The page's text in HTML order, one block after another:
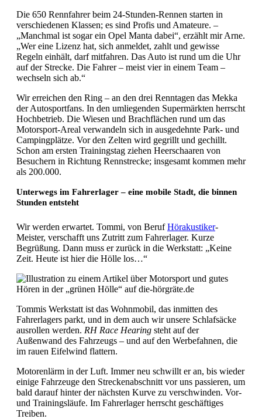
Die 650 Rennfahrer beim 24-Stunden-Rennen starten in
verschiedenen Klassen; es sind Profis und Amateure. –
„Manchmal ist sogar ein Opel Manta dabei“, erzählt mir Arne.
„Wer eine Lizenz hat, sich anmeldet, zahlt und gewisse
Regeln einhält, darf mitfahren. Das Auto ist rund um die Uhr
auf der Strecke. Die Fahrer – meist vier in einem Team –
wechseln sich ab.“
Wir erreichen den Ring – an den drei Renntagen das Mekka
der Autosportfans. In den umliegenden Supermärkten herrscht
Hochbetrieb. Die Wiesen und Brachflächen rund um das
Motorsport-Areal verwandeln sich in ausgedehnte Park- und
Campingplätze. Vor den Zelten wird gegrillt und gechillt.
Schon am ersten Trainingstag ziehen Heerschaaren von
Besuchern in Richtung Rennstrecke; insgesamt kommen mehr
als 200.000.
Unterwegs im Fahrerlager – eine mobile Stadt, die binnen
Stunden entsteht
Wir werden erwartet. Tommi, von BerufHörakustiker-
Meister, verschafft uns Zutritt zum Fahrerlager. Kurze
Begrüßung. Dann muss er zurück in die Werkstatt: „Keine
Zeit. Heute ist hier die Hölle los…“
Tommis Werkstatt ist das Wohnmobil, das inmitten des
Fahrerlagers parkt, und in dem auch wir unsere Schlafsäcke
ausrollen werden. RH Race Hearing steht auf der
Außenwand des Fahrzeugs – und auf den Werbefahnen, die
im rauen Eifelwind flattern.
Motorenlärm in der Luft. Immer neu schwillt er an, bis wieder
einige Fahrzeuge den Streckenabschnitt vor uns passieren, um
bald darauf hinter der nächsten Kurve zu verschwinden. Vor-
und Trainingsläufe. Im Fahrerlager herrscht geschäftiges
Treiben.